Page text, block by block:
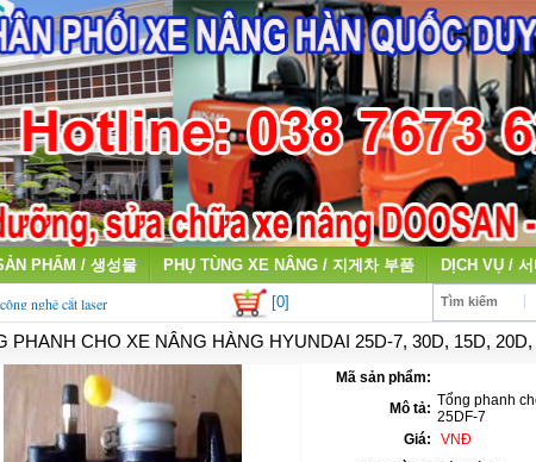
PHẨM / 생성물 PHỤ TÙNG XE NÂNG / 지게차 부품 DỊCH VỤ /
nghệ cắt laser
sử dụng giá cao
[0] Tìm kiếm
PHANH CHO XE NÂNG HÀNG HYUNDAI 25D-7, 30D, 15D, 20D,
Mã sản phẩm:
Mô tả: Tổng phanh
25DF-7
Giá:
VNĐ